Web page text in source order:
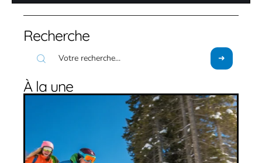
Recherche
À la une